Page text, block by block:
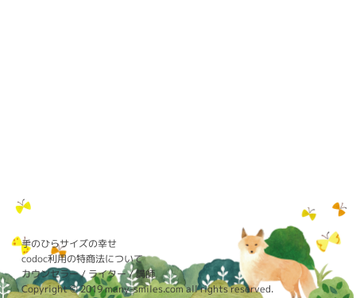
手のひらサイズの幸せ
codoc利用の特商法について
カウンセラー / ライター / 講師
Copyright © 2019 many-smiles.com all rights reserved.